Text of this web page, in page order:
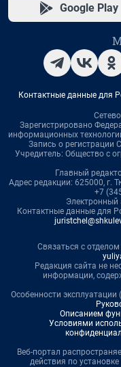
Google Play
Контактные данные для
Зарегистрировано
информационных
Запись о
Учредитель: Общество с
Главный
Адрес редакции: 625000, г.
+7
Электронный
Контактные данные для
Связаться с
Редакция сайта не
информации,
Особенности
Описанием
Условиями
Веб-портал
действия по